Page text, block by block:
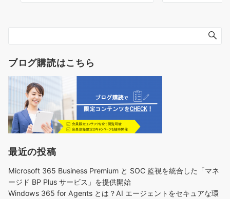
ブログ購読はこちら
最近の投稿
Microsoft 365 Business Premium と SOC 監視を統合した「マネ
ージド BP Plus サービス」を提供開始
Windows 365 for Agents とは？AI エージェントをセキュアな環